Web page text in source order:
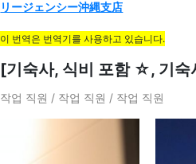
リージェンシー沖縄支店
이 번역은 번역기를 사용하고 있습니다.
[기숙사, 식비 포함 ☆, 기숙
작업 직원 / 작업 직원 / 작업 직원